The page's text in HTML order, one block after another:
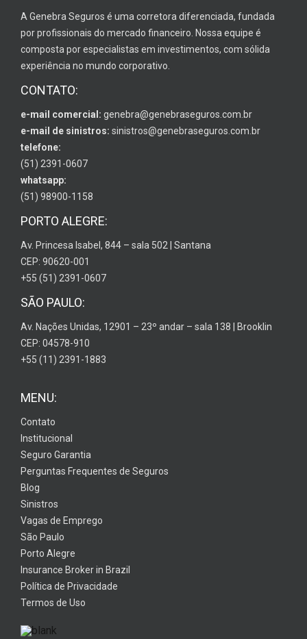
A Genebra Seguros é uma corretora diferenciada, fundada
por profissionais do mercado financeiro. Nossa equipe é
composta por especialistas em investimentos, com sólida
experiência no mundo corporativo.
CONTATO:
e-mail comercial: genebra@genebraseguros.com.br
e-mail de sinistros: sinistros@genebraseguros.com.br
telefone:
(51) 2391-0607
whatsapp:
(51) 98900-1158
PORTO ALEGRE:
Av. Princesa Isabel, 844 – sala 502 | Santana
CEP: 90620-001
+55 (51) 2391-0607
SÃO PAULO:
Av. Nações Unidas, 12901 – 23º andar – sala 138 | Brooklin
CEP: 04578-910
+55 (11) 2391-1883
MENU:
Contato
Institucional
Seguro Garantia
Perguntas Frequentes de Seguros
Blog
Sinistros
Vagas de Emprego
São Paulo
Porto Alegre
Insurance Broker in Brazil
Política de Privacidade
Termos de Uso